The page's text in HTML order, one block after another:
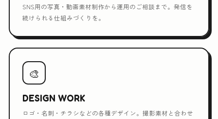
SNS用の写真・動画素材制作から運用のご相談まで。発信を
続けられる仕組みづくりを。
🎨
DESIGN WORK
ロゴ・名刺・チラシなどの各種デザイン。撮影素材と合わせ